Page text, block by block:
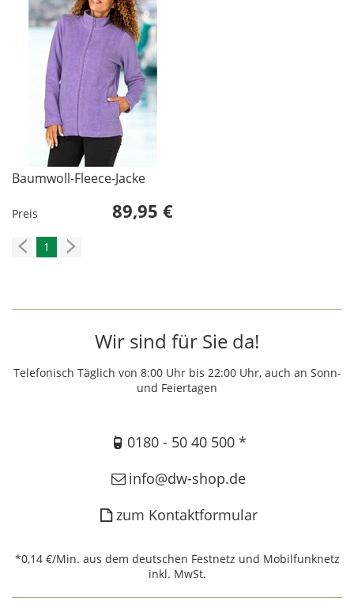
Baumwoll-Fleece-Jacke
Preis 89,95 €
1
Wir sind für Sie da!
Telefonisch Täglich von 8:00 Uhr bis 22:00 Uhr, auch an Sonn-
und Feiertagen
0180 - 50 40 500 *
info@dw-shop.de
zum Kontaktformular
*0,14 €/Min. aus dem deutschen Festnetz und Mobilfunknetz
inkl. MwSt.